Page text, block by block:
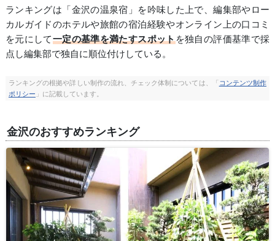
ランキングは「金沢の温泉宿」を吟味した上で、編集部やロー
カルガイドのホテルや旅館の宿泊経験やオンライン上の口コミ
を元にして一定の基準を満たすスポットを独自の評価基準で採
点し編集部で独自に順位付けしている。
ランキングの根拠や詳しい制作の流れ、チェック体制については、「 コンテンツ制作
ポリシー 」に記載しています。
金沢のおすすめランキング